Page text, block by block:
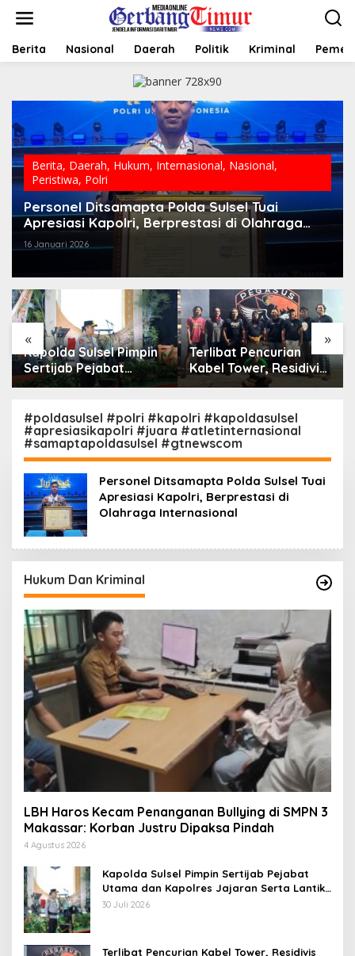
t
Berita Nasional Daerah Politik Kriminal
Berita, Daerah, Hukum, Internasional, Nasional,
Peristiwa, Polri
Personel Ditsamapta Polda Sulsel Tuai
Apresiasi Kapolri, Berprestasi di Olahraga
Internasional
16 Januari 2026
« »
Kapolda Sulsel Pimpin
Sertijab Pejabat
Utama dan Kapolres
Karolog dan
Kapolresta Gowa
Terlibat Pencurian
Kabel Tower, Residivis
yang Sempat Kabur
Tim Gabungan di
Jeneponto
#poldasulsel #polri #kapolri #kapoldasulsel
#apresiasikapolri #juara #atletinternasional
#samaptapoldasulsel #gtnewscom
Personel Ditsamapta Polda Sulsel Tuai
Apresiasi Kapolri, Berprestasi di
Olahraga Internasional
Hukum Dan Kriminal
LBH Haros Kecam Penanganan Bullying di SMPN 3
Makassar: Korban Justru Dipaksa Pindah
4 Agustus 2026
Kapolda Sulsel Pimpin Sertijab Pejabat
Utama dan Kapolres Jajaran Serta Lantik
Karolog dan Kapolresta Gowa
30 Juli 2026
Terlibat Pencurian Kabel Tower, Residivis